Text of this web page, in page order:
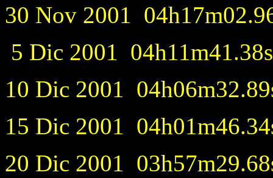
30 Nov 2001
5 Dic 2001
10 Dic 2001
15 Dic 2001
20 Dic 2001